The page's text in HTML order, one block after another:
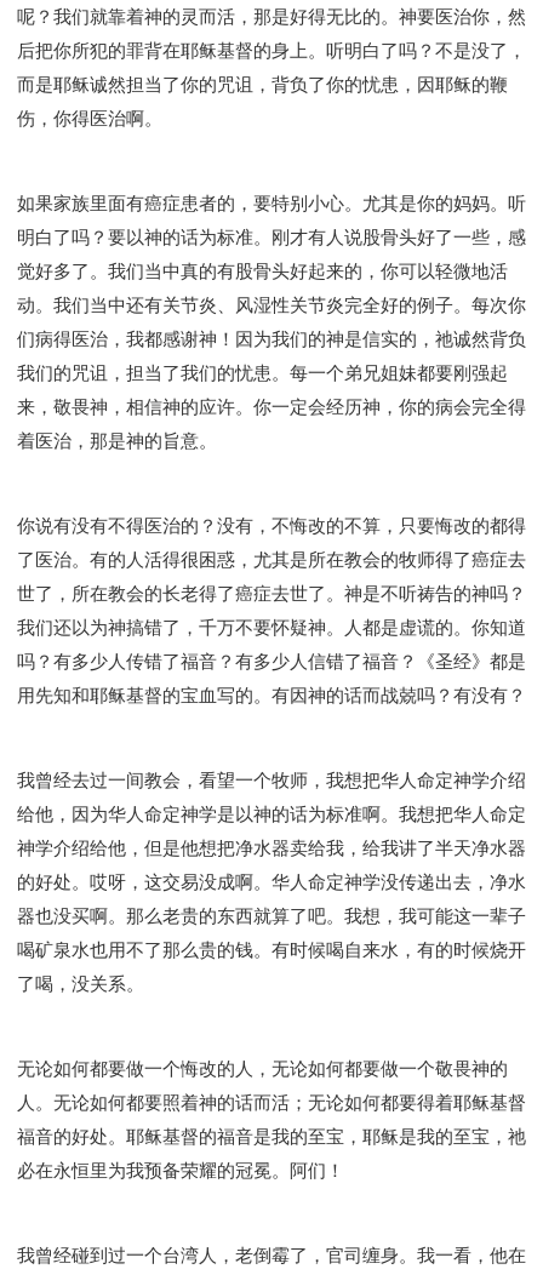
呢？我们就靠着神的灵而活，那是好得无比的。神要医治你，然
后把你所犯的罪背在耶稣基督的身上。听明白了吗？不是没了，
而是耶稣诚然担当了你的咒诅，背负了你的忧患，因耶稣的鞭
伤，你得医治啊。
如果家族里面有癌症患者的，要特别小心。尤其是你的妈妈。听
明白了吗？要以神的话为标准。刚才有人说股骨头好了一些，感
觉好多了。我们当中真的有股骨头好起来的，你可以轻微地活
动。我们当中还有关节炎、风湿性关节炎完全好的例子。每次你
们病得医治，我都感谢神！因为我们的神是信实的，祂诚然背负
我们的咒诅，担当了我们的忧患。每一个弟兄姐妹都要刚强起
来，敬畏神，相信神的应许。你一定会经历神，你的病会完全得
着医治，那是神的旨意。
你说有没有不得医治的？没有，不悔改的不算，只要悔改的都得
了医治。有的人活得很困惑，尤其是所在教会的牧师得了癌症去
世了，所在教会的长老得了癌症去世了。神是不听祷告的神吗？
我们还以为神搞错了，千万不要怀疑神。人都是虚谎的。你知道
吗？有多少人传错了福音？有多少人信错了福音？《圣经》都是
用先知和耶稣基督的宝血写的。有因神的话而战兢吗？有没有？
我曾经去过一间教会，看望一个牧师，我想把华人命定神学介绍
给他，因为华人命定神学是以神的话为标准啊。我想把华人命定
神学介绍给他，但是他想把净水器卖给我，给我讲了半天净水器
的好处。哎呀，这交易没成啊。华人命定神学没传递出去，净水
器也没买啊。那么老贵的东西就算了吧。我想，我可能这一辈子
喝矿泉水也用不了那么贵的钱。有时候喝自来水，有的时候烧开
了喝，没关系。
无论如何都要做一个悔改的人，无论如何都要做一个敬畏神的
人。无论如何都要照着神的话而活；无论如何都要得着耶稣基督
福音的好处。耶稣基督的福音是我的至宝，耶稣是我的至宝，祂
必在永恒里为我预备荣耀的冠冕。阿们！
我曾经碰到过一个台湾人，老倒霉了，官司缠身。我一看，他在